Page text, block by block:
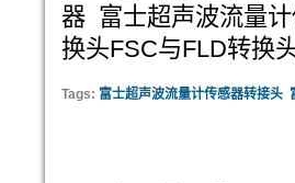
器 富士超声波流量
换头FSC与FLD转换
Tags: 富士超声波流量计传感器转接头